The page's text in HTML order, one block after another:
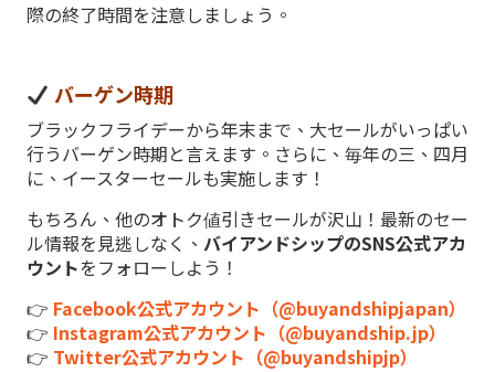
際の終了時間を注意しましょう。
バーゲン時期
ブラックフライデーから年末まで、大セールがいっぱい
行うバーゲン時期と言えます。さらに、毎年の三、四月
に、イースターセールも実施します！
もちろん、他のオトク値引きセールが沢山！最新のセー
ル情報を見逃しなく、 バイアンドシップのSNS公式アカ
ウントをフォローしよう！
👉 Facebook公式アカウント（@buyandshipjapan）
👉 Instagram公式アカウント（@buyandship.jp）
👉 Twitter公式アカウント（@buyandshipjp）